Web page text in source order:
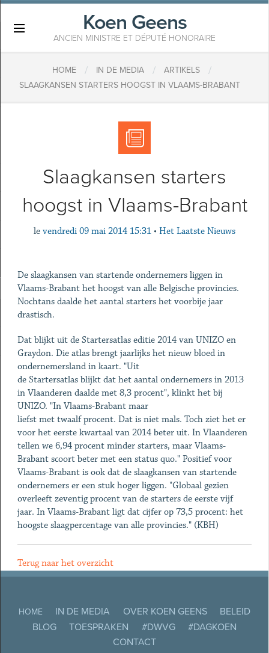
Koen Geens
ANCIEN MINISTRE ET DÉPUTÉ HONORAIRE
HOME / IN DE MEDIA / ARTIKELS /
SLAAGKANSEN STARTERS HOOGST IN VLAAMS-BRABANT
Slaagkansen starters
hoogst in Vlaams-Brabant
le vendredi 09 mai 2014 15:31 • Het Laatste Nieuws
De slaagkansen van startende ondernemers liggen in
Vlaams-Brabant het hoogst van alle Belgische provincies.
Nochtans daalde het aantal starters het voorbije jaar
drastisch.
Dat blijkt uit de Startersatlas editie 2014 van UNIZO en
Graydon. Die atlas brengt jaarlijks het nieuw bloed in
ondernemersland in kaart. "Uit
de Startersatlas blijkt dat het aantal ondernemers in 2013
in Vlaanderen daalde met 8,3 procent", klinkt het bij
UNIZO. "In Vlaams-Brabant maar
liefst met twaalf procent. Dat is niet mals. Toch ziet het er
voor het eerste kwartaal van 2014 beter uit. In Vlaanderen
tellen we 6,94 procent minder starters, maar Vlaams-
Brabant scoort beter met een status quo." Positief voor
Vlaams-Brabant is ook dat de slaagkansen van startende
ondernemers er een stuk hoger liggen. "Globaal gezien
overleeft zeventig procent van de starters de eerste vijf
jaar. In Vlaams-Brabant ligt dat cijfer op 73,5 procent: het
hoogste slaagpercentage van alle provincies." (KBH)
Terug naar het overzicht
HOME IN DE MEDIA OVER KOEN GEENS
BELEID
BLOG
TOESPRAKEN #DWVG
#DAGKOEN
CONTACT